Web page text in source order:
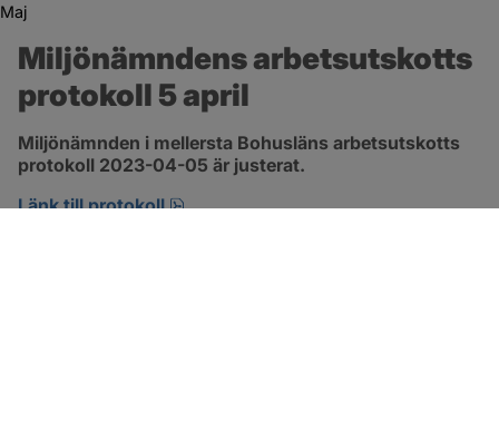
Maj
Miljönämndens arbetsutskotts
protokoll 5 april
Miljönämnden i mellersta Bohusläns arbetsutskotts
protokoll 2023-04-05 är justerat.
Länk till protokoll
pdf, 257.8 kB, öppnas i nytt fönster.